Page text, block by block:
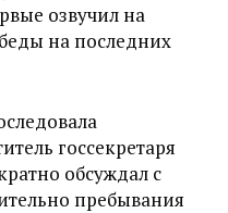
озвучил на
на последних
госсекретаря
обсуждал с
пребывания